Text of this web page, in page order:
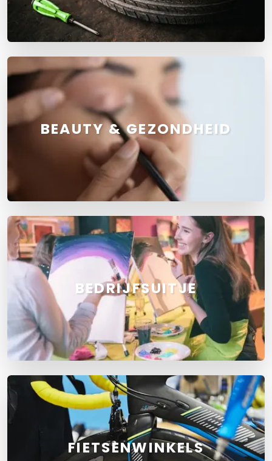
BEAUTY & GEZONDHEID
BEDRIJFSUITJE
FIETSENWINKELS